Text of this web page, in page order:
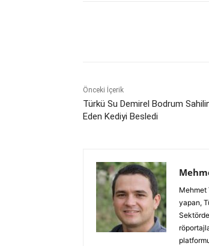
Önceki İçerik
Türkü Su Demirel Bodrum
Eden Kediyi Besledi
Mehmet
yapan,